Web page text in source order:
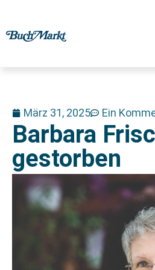
März 31, 2025 Ein
Barbara
gestorben